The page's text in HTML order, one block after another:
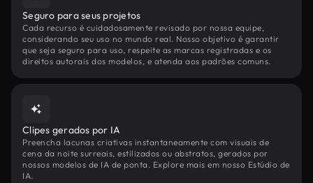
Seguro para seus projetos
Cada recurso é cuidadosamente revisado por nossa equipe,
considerando seu uso no mundo real. Nosso objetivo é garantir
que seja seguro para uso, respeite as marcas registradas e os
direitos autorais dos modelos, e atenda aos padrões comuns.
Clipes gerados por IA
Preencha lacunas criativas instantaneamente com visuais de
cena da noite surreais, estilizados ou abstratos, gerados por
nossos modelos de IA de ponta. Explore mais em nosso Estúdio de
IA.